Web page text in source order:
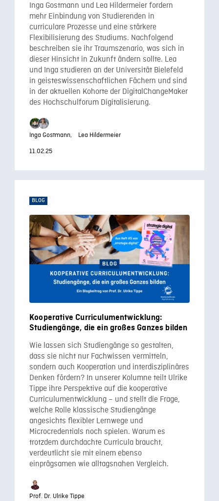
Inga Gostmann und Lea Hildermeier fordern
mehr Einbindung von Studierenden in
curriculare Prozesse und eine stärkere
Flexibilisierung des Studiums. Nachfolgend
beschreiben sie ihr Traumszenario, was sich in
dieser Hinsicht in Zukunft ändern sollte. Lea
und Inga studieren an der Universität Bielefeld
in geisteswissenschaftlichen Fächern und sind
in der aktuellen Kohorte der DigitalChangeMaker
des Hochschulforum Digitalisierung.
Inga Gostmann,
Lea Hildermeier
11.02.25
BLOG
Kooperative Curriculumentwicklung:
Studiengänge, die ein großes Ganzes bilden
Wie lassen sich Studiengänge so gestalten,
dass sie nicht nur Fachwissen vermitteln,
sondern auch Kooperation und interdisziplinäres
Denken fördern? In unserer Kolumne teilt Ulrike
Tippe ihre Perspektive auf die kooperative
Curriculumentwicklung – und stellt die Frage,
welche Rolle klassische Studiengänge
angesichts flexibler Lernwege und
Microcredentials noch spielen. Warum es
trotzdem durchdachte Curricula braucht,
verdeutlicht sie mit einem ebenso
einprägsamen wie alltagsnahen Vergleich.
Prof. Dr. Ulrike Tippe